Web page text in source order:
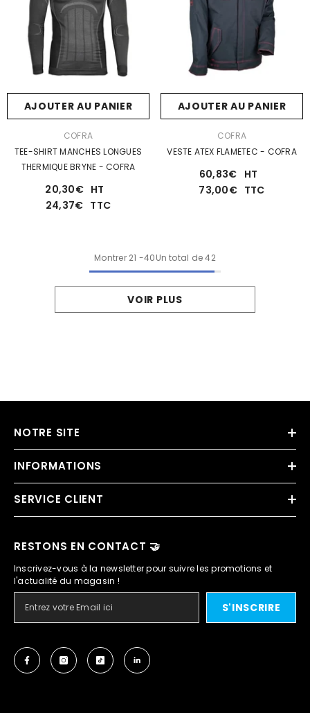
AJOUTER AU PANIER
DISTRIBUTEUR :COFRA
TEE-SHIRT MANCHES LONGUES
THERMIQUE BRYNE - COFRA
20,30€ HT
24,37€ TTC
AJOUTER AU PANIER
DISTRIBUTEUR :COFRA
VESTE ATEX FLAMETEC - COFRA
60,83€ HT
73,00€ TTC
Montrer 21 -40Un total de 42
VOIR PLUS
NOTRE SITE
INFORMATIONS
SERVICE CLIENT
RESTONS EN CONTACT 🤝
Inscrivez-vous à la newsletter pour suivre les promotions et
l'actualité du magasin !
S'INSCRIRE